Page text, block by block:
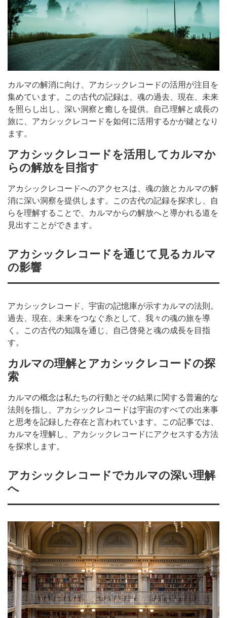
カルマの解消に向け、アカシックレコードの活用が注目を
集めています。この古代の記録は、魂の過去、現在、未来
を照らし出し、深い洞察と癒しを提供。自己理解と成長の
旅に、アカシックレコードを如何に活用するかが鍵となり
ます。
アカシックレコードを活用してカルマか
らの解放を目指す
アカシックレコードへのアクセスは、魂の旅とカルマの解
消に深い洞察を提供します。この古代の記録を探求し、自
らを理解することで、カルマからの解放へと導かれる道を
見出すことができます。
アカシックレコードを通じて見るカルマ
の影響
アカシックレコード、宇宙の記憶庫が示すカルマの法則。
過去、現在、未来をつなぐ糸として、我々の魂の旅を導
く。この古代の知識を通じ、自己啓発と魂の成長を目指
す。
カルマの理解とアカシックレコードの探
索
カルマの概念は私たちの行動とその結果に関する普遍的な
法則を指し、アカシックレコードは宇宙のすべての出来事
と思考を記録した存在と言われています。この記事では、
カルマを理解し、アカシックレコードにアクセスする方法
を探求します。
アカシックレコードでカルマの深い理解
へ